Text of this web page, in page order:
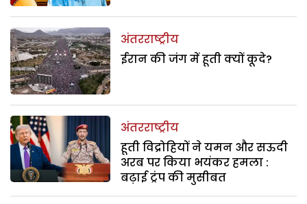
अंतरराष्ट्रीय
ईरान की जंग में हूती क्यों कूदे?
अंतरराष्ट्रीय
हूती विद्रोहियों ने यमन और सऊदी
अरब पर किया भयंकर हमला :
बढ़ाई ट्रंप की मुसीबत